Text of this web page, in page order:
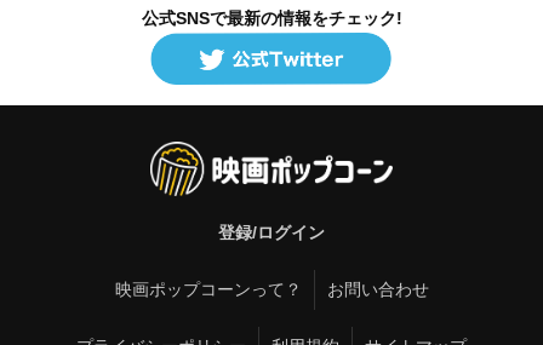
公式SNSで最新の情報をチェック!
登録/ログイン
映画ポップコーンって？ お問い合わせ